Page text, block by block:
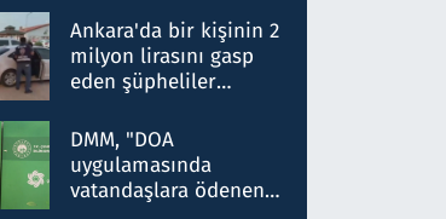
ifadelerinden ortaya
çıkan tablo şok etti
Ankara'da bir kişinin 2
milyon lirasını gasp
eden şüpheliler
DMM, "DOA
uygulamasında
vatandaşlara ödenen